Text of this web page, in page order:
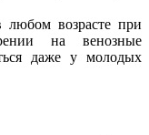
возрасте при
на венозные
даже у молодых